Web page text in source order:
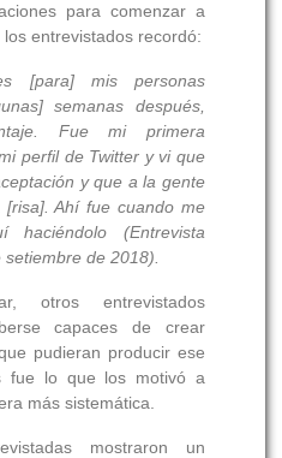
para comenzar a
entrevistados recordó:
[para] mis personas
semanas después,
Fue mi primera
perfil de Twitter y vi que
y que a la gente
Ahí fue cuando me
haciéndolo (Entrevista
de 2018).
otros entrevistados
capaces de crear
pudieran producir ese
fue lo que los motivó a
más sistemática.
mostraron un